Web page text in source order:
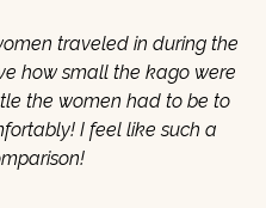
traveled in during the
how small the kago were
the women had to be to
I feel like such a